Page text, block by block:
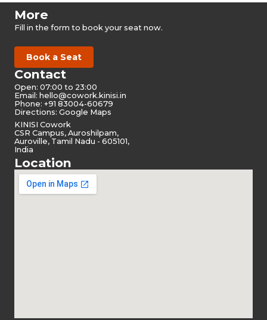
More
Fill in the form to book your seat now.
Book a Seat
Contact
Open: 07:00 to 23:00
Email: hello@cowork.kinisi.in
Phone: +91 83004-60679
Directions: Google Maps
KINISI Cowork
CSR Campus, Auroshilpam,
Auroville, Tamil Nadu - 605101,
India
Location